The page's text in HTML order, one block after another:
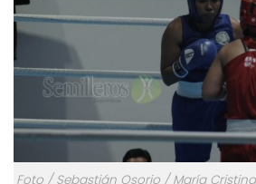
Foto / Sebastián Osorio / María